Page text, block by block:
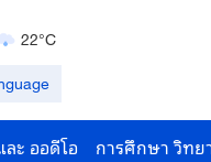
28°C
ละ ออดีโอ การศึกษา วิท